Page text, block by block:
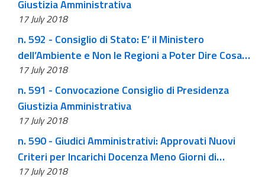
Giustizia Amministrativa
17 July 2018
n. 592 - Consiglio di Stato: E’ il Ministero
dell’Ambiente e Non le Regioni a Poter Dire Cosa
Non E’ Piu’ “Rifiuto”
17 July 2018
n. 591 - Convocazione Consiglio di Presidenza
Giustizia Amministrativa
17 July 2018
n. 590 - Giudici Amministrativi: Approvati Nuovi
Criteri per Incarichi Docenza Meno Giorni di
Insegnamento, Tetto ai Compensi e Divieto
17 July 2018